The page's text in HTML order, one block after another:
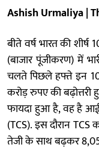
Ashish Urmaliya |
बीते वर्ष भारत की
(बाजार पूंजीकरण) में
चलते पिछले हफ्ते इन
करोड़ रुपए की
फायदा हुआ है, वह है
(TCS). इस दौरान
तेजी के साथ बढ़कर